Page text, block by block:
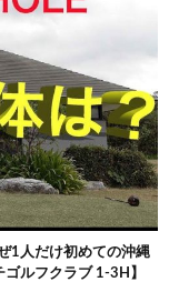
1人だけ初めての沖縄
ルフクラブ 1-3H】